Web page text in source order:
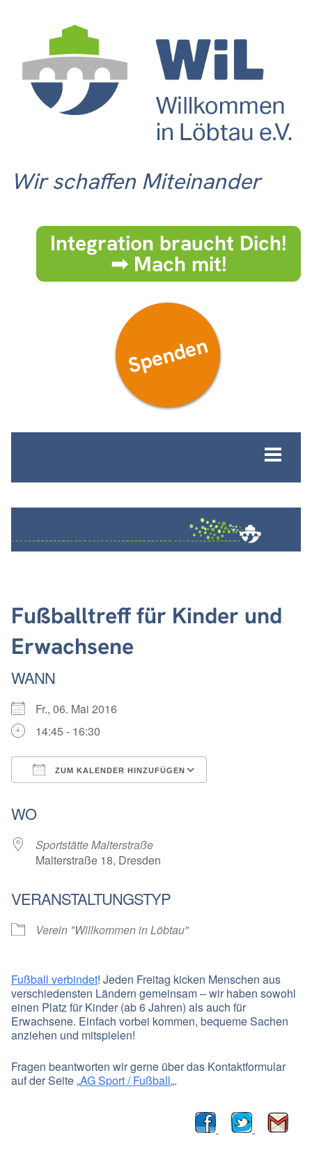
Wir schaffen Miteinander
Integration braucht Dich!
➟ Mach mit!
Spenden
Fußballtreff für Kinder und
Erwachsene
WANN
Fr., 06. Mai 2016
14:45 - 16:30
ZUM KALENDER HINZUFÜGEN
WO
Sportstätte Malterstraße
Malterstraße 18, Dresden
VERANSTALTUNGSTYP
Verein "Willkommen in Löbtau"
Fußball verbindet! Jeden Freitag kicken Menschen aus
verschiedensten Ländern gemeinsam – wir haben sowohl
einen Platz für Kinder (ab 6 Jahren) als auch für
Erwachsene. Einfach vorbei kommen, bequeme Sachen
anziehen und mitspielen!
Fragen beantworten wir gerne über das Kontaktformular
auf der Seite „AG Sport / Fußball„.